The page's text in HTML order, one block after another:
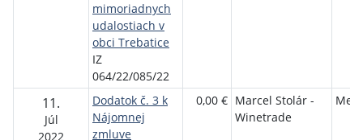
mimoriadnych
udalostiach v
obci Trebatice
IZ
064/22/085/22
11.
Júl
2022
Dodatok č. 3 k
Nájomnej
zmluve
0,00 € Marcel Stolár -
Winetrade